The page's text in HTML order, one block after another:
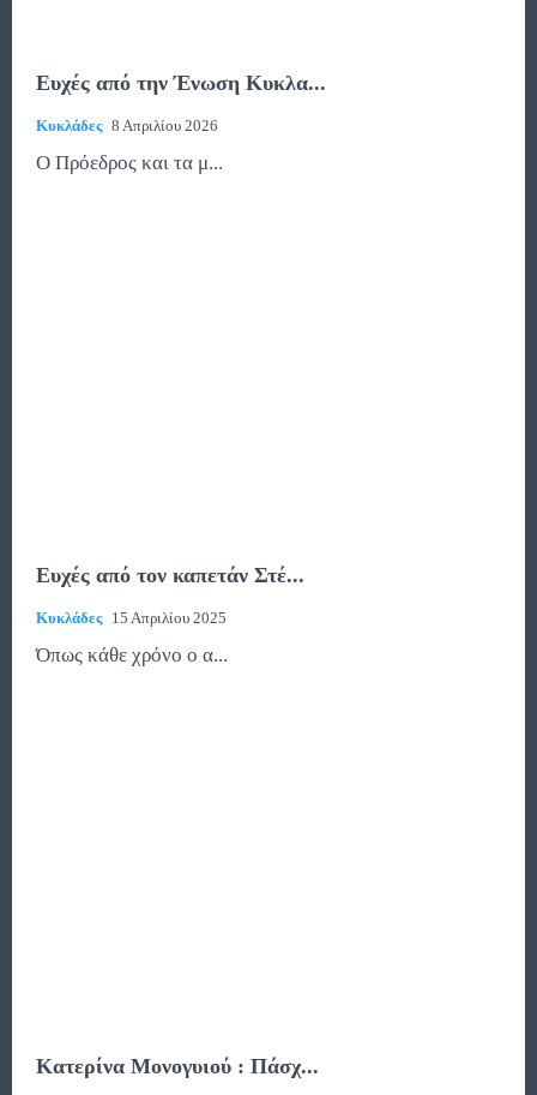
Ευχές από την Ένωση Κυκλα...
Κυκλάδες 8 Απριλίου 2026
Ο Πρόεδρος και τα μ...
Ευχές από τον καπετάν Στέ...
Κυκλάδες 15 Απριλίου 2025
Όπως κάθε χρόνο ο α...
Κατερίνα Μονογυιού : Πάσχ...